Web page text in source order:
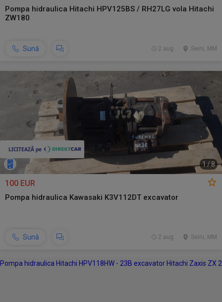
Pompa hidraulica Hitachi HPV125BS / RH27LG vola Hitachi
ZW180
Sună Seini, MM
2 aug.
1 /8
100 EUR
Pompa hidraulica Kawasaki K3V112DT excavator
Sună Seini, MM
2 aug.